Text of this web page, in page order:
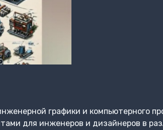
графики и компьютерного
для инженеров и дизайнеров в